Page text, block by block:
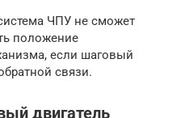
ЧПУ не сможет
положение
если шаговый
связи.
двигатель